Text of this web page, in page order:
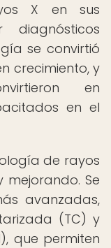
X en sus
diagnósticos
se convirtió
crecimiento, y
en
en el
de rayos
mejorando. Se
avanzadas,
(TC) y
que permiten